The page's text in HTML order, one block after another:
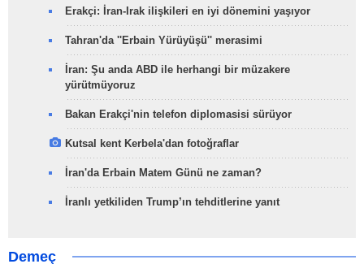
Erakçi: İran-Irak ilişkileri en iyi dönemini yaşıyor
Tahran'da ''Erbain Yürüyüşü'' merasimi
İran: Şu anda ABD ile herhangi bir müzakere
yürütmüyoruz
Bakan Erakçi'nin telefon diplomasisi sürüyor
Kutsal kent Kerbela'dan fotoğraflar
İran'da Erbain Matem Günü ne zaman?
İranlı yetkiliden Trump’ın tehditlerine yanıt
Demeç